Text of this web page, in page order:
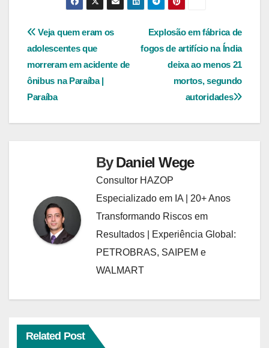
Navegação
de
Post
Explosão em fábrica de
fogos de artifício na Índia
deixa ao menos 21
mortos, segundo
autoridades
Veja quem eram os
adolescentes que
morreram em acidente de
ônibus na Paraíba |
Paraíba
ByDaniel Wege
Consultor HAZOP
Especializado em IA | 20+ Anos
Transformando Riscos em
Resultados | Experiência Global:
PETROBRAS, SAIPEM e
WALMART
Related Post